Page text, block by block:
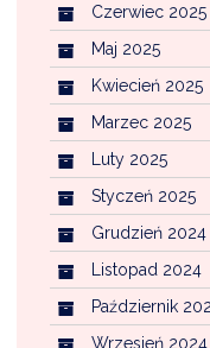
Czerwiec 2025
Maj 2025
Kwiecień 2025
Marzec 2025
Luty 2025
Styczeń 2025
Grudzień 2024
Listopad 2024
Październik
Wrzesień 2024